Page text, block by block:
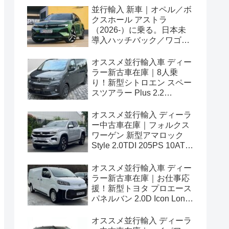
並行輸入 新車｜オペル／ボ
クスホール アストラ
（2026-）に乗る。日本未
導入ハッチバック／ワゴン
情報。
オススメ並行輸入車 ディー
ラー新古車在庫｜8人乗
り！新型シトロエン スペー
スツアラー Plus 2.2
ドル
オススメ並行輸入 ディーラ
ー中古車在庫｜フォルクス
ワーゲン 新型アマロック
Style 2.0TDI 205PS 10AT
オススメ並行輸入車 ディー
ラー新古車在庫｜お仕事応
援！新型トヨタ プロエース
パネルバン 2.0D Icon Long
オススメ並行輸入 ディーラ